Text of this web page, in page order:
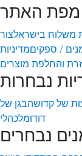
מפת האתר
משלוח בישראלצור
/ ספקיםמדיניות
והחלפת מוצרים
נבחרות
של קדושהבגן של
דודומלכהלי
נבחרים